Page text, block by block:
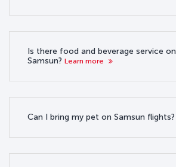
Is there food and beverage service
Samsun? Learn more
Can I bring my pet on Samsun flights?